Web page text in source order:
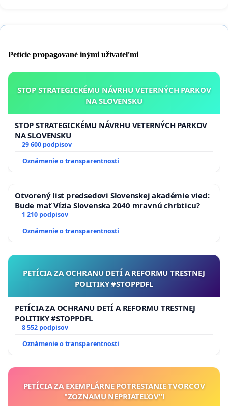
Petície propagované inými užívateľmi
STOP STRATEGICKÉMU NÁVRHU VETERNÝCH PARKOV
NA SLOVENSKU
STOP STRATEGICKÉMU NÁVRHU VETERNÝCH PARKOV
NA SLOVENSKU
29 600 podpisov
Oznámenie o transparentnosti
Otvorený list predsedovi Slovenskej akadémie vied:
Bude mať Vízia Slovenska 2040 mravnú chrbticu?
1 210 podpisov
Oznámenie o transparentnosti
PETÍCIA ZA OCHRANU DETÍ A REFORMU TRESTNEJ
POLITIKY #STOPPDFL
PETÍCIA ZA OCHRANU DETÍ A REFORMU TRESTNEJ
POLITIKY #STOPPDFL
8 552 podpisov
Oznámenie o transparentnosti
PETÍCIA ZA EXEMPLÁRNE POTRESTANIE TVORCOV
"ZOZNAMU NEPRIATEĽOV"!